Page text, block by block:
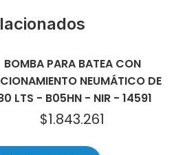
BOMBA PARA BATEA CON
NEUMÁTICO DE
LTS - B05HN - NIR - 14591
$1.843.261